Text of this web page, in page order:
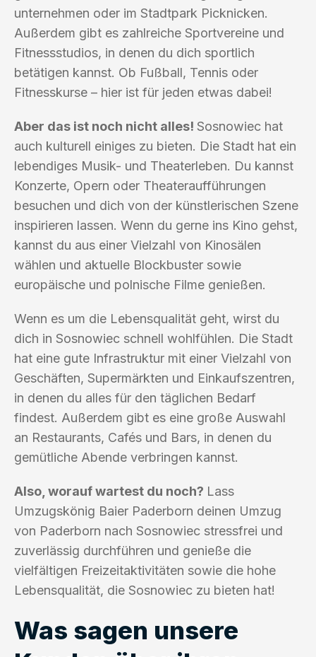
unternehmen oder im Stadtpark Picknicken.
Außerdem gibt es zahlreiche Sportvereine und
Fitnessstudios, in denen du dich sportlich
betätigen kannst. Ob Fußball, Tennis oder
Fitnesskurse – hier ist für jeden etwas dabei!
Aber das ist noch nicht alles! Sosnowiec hat
auch kulturell einiges zu bieten. Die Stadt hat ein
lebendiges Musik- und Theaterleben. Du kannst
Konzerte, Opern oder Theateraufführungen
besuchen und dich von der künstlerischen Szene
inspirieren lassen. Wenn du gerne ins Kino gehst,
kannst du aus einer Vielzahl von Kinosälen
wählen und aktuelle Blockbuster sowie
europäische und polnische Filme genießen.
Wenn es um die Lebensqualität geht, wirst du
dich in Sosnowiec schnell wohlfühlen. Die Stadt
hat eine gute Infrastruktur mit einer Vielzahl von
Geschäften, Supermärkten und Einkaufszentren,
in denen du alles für den täglichen Bedarf
findest. Außerdem gibt es eine große Auswahl
an Restaurants, Cafés und Bars, in denen du
gemütliche Abende verbringen kannst.
Also, worauf wartest du noch? Lass
Umzugskönig Baier Paderborn deinen Umzug
von Paderborn nach Sosnowiec stressfrei und
zuverlässig durchführen und genieße die
vielfältigen Freizeitaktivitäten sowie die hohe
Lebensqualität, die Sosnowiec zu bieten hat!
Was sagen unsere